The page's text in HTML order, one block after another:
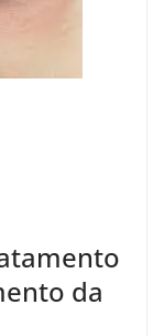
da